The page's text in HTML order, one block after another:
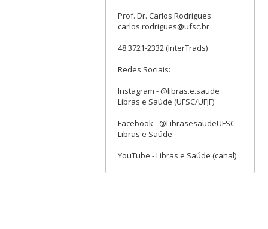
Prof. Dr. Carlos Rodrigues
carlos.rodrigues@ufsc.br
48 3721-2332 (InterTrads)
Redes Sociais:
Instagram - @libras.e.saude
Libras e Saúde (UFSC/UFJF)
Facebook - @LibrasesaudeUFSC
Libras e Saúde
YouTube - Libras e Saúde (canal)